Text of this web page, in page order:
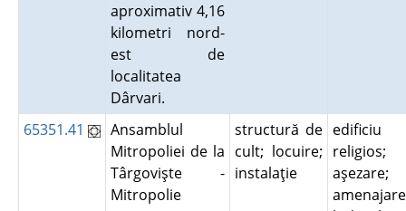
aproximativ 4,16
kilometri nord-
est de
localitatea
Dârvari.
65351.41
Ansamblul
Mitropoliei de la
Târgovişte -
Mitropolie
structură de
cult; locuire;
instalaţie
edificiu
religios;
aşezare;
amenajare